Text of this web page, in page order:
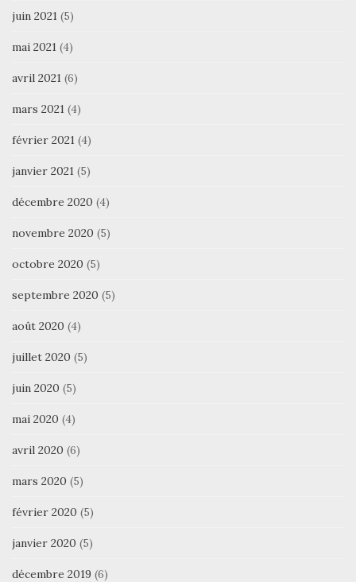
juin 2021 (5)
mai 2021 (4)
avril 2021 (6)
mars 2021 (4)
février 2021 (4)
janvier 2021 (5)
décembre 2020 (4)
novembre 2020 (5)
octobre 2020 (5)
septembre 2020 (5)
août 2020 (4)
juillet 2020 (5)
juin 2020 (5)
mai 2020 (4)
avril 2020 (6)
mars 2020 (5)
février 2020 (5)
janvier 2020 (5)
décembre 2019 (6)